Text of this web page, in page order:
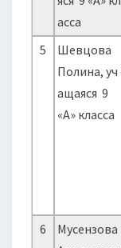
асса
5
Шевцова
Полина, уч
ащаяся 9
«А» класса
6
Мусензова